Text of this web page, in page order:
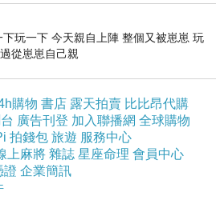
玩一下 今天親自上陣 整個又被崽崽 玩
從崽崽自己親
購物 書店 露天拍賣 比比昂代購
廣告刊登 加入聯播網 全球購物
拍錢包 旅遊 服務中心
上麻將 雜誌 星座命理 會員中心
證 企業簡訊